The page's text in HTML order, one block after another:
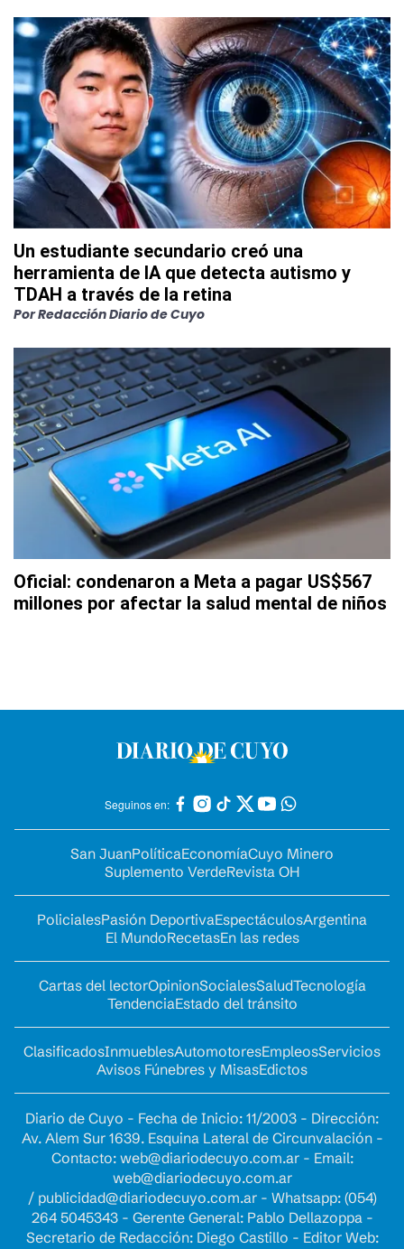
Un estudiante secundario creó una
herramienta de IA que detecta autismo y
TDAH a través de la retina
PorRedacción Diario de Cuyo
Oficial: condenaron a Meta a pagar US$567
millones por afectar la salud mental de niños
Seguinos en:
San JuanPolíticaEconomíaCuyo Minero
Suplemento VerdeRevista OH
PolicialesPasión DeportivaEspectáculosArgentina
El MundoRecetasEn las redes
Cartas del lectorOpinionSocialesSaludTecnología
TendenciaEstado del tránsito
ClasificadosInmueblesAutomotoresEmpleosServicios
Avisos Fúnebres y MisasEdictos
Diario de Cuyo - Fecha de Inicio: 11/2003 - Dirección:
Av. Alem Sur 1639. Esquina Lateral de Circunvalación -
Contacto: web@diariodecuyo.com.ar- Email:
web@diariodecuyo.com.ar
/ publicidad@diariodecuyo.com.ar- Whatsapp: (054)
264 5045343 - Gerente General: Pablo Dellazoppa -
Secretario de Redacción: Diego Castillo - Editor Web: